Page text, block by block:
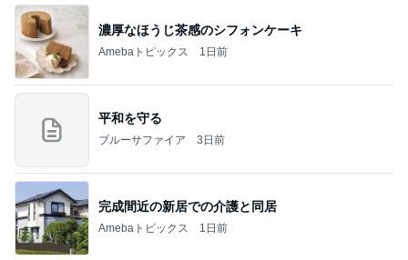
濃厚なほうじ茶感のシフォンケーキ
Amebaトピックス 1日前
平和を守る
ブルーサファイア 3日前
完成間近の新居での介護と同居
Amebaトピックス 1日前